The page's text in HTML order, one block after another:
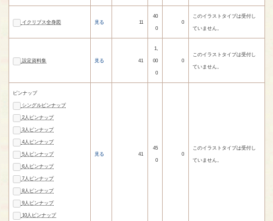
イクリプス全身図 見る 11
40
0
0
このイラストタイプは受付し
ていません。
設定資料集 見る 41
1,
00
0
0
このイラストタイプは受付し
ていません。
ピンナップ
シングルピンナップ
2人ピンナップ
3人ピンナップ
4人ピンナップ
5人ピンナップ
6人ピンナップ
7人ピンナップ
8人ピンナップ
9人ピンナップ
10人ピンナップ
見る 41
45
0
0
このイラストタイプは受付し
ていません。